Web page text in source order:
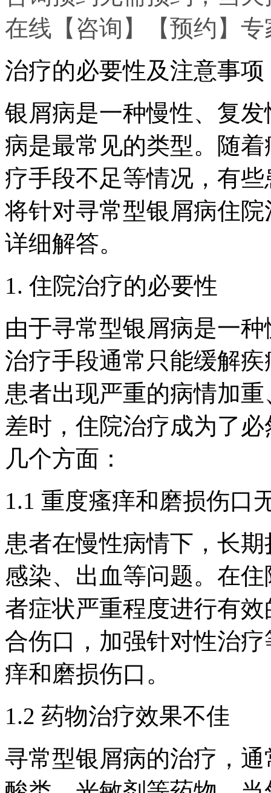
在线 【咨询】 【预约】 专
治疗的必要性及注意事项
银屑病是一种慢性、复
病是最常见的类型。随
疗手段不足等情况，有
将针对寻常型银屑病住
详细解答。
1. 住院治疗的必要性
由于寻常型银屑病是一
治疗手段通常只能缓解
患者出现严重的病情加
差时，住院治疗成为了
几个方面：
1.1 重度瘙痒和磨损伤口
患者在慢性病情下，长
感染、出血等问题。在
者症状严重程度进行有
合伤口，加强针对性治
痒和磨损伤口。
1.2 药物治疗效果不佳
寻常型银屑病的治疗，